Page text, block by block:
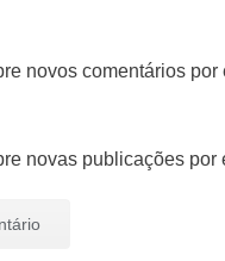
novos comentários por
novas publicações por